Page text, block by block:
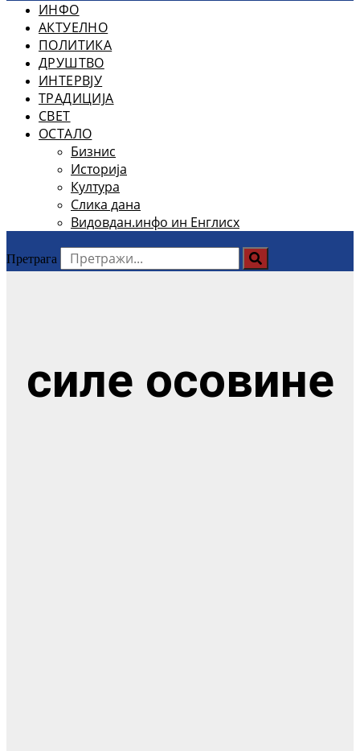
ИНФО
АКТУЕЛНО
ПОЛИТИКА
ДРУШТВО
ИНТЕРВЈУ
ТРАДИЦИЈА
СВЕТ
ОСТАЛО
Бизнис
Историја
Култура
Слика дана
Видовдан.инфо ин Енглисх
Претрага
силе осовине